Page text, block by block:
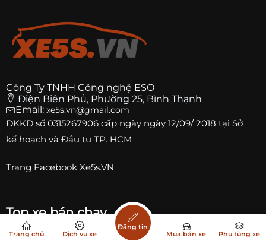
Công Ty TNHH Công nghệ ESO
Điện Biên Phủ, Phường 25, Bình Thạnh
Email: xe5s.vn@gmail.com
ĐKKD số 0315267906 cấp ngày ngày 12/09/ 2018 tại Sở
kế hoạch và Đầu tư TP. HCM
Trang Facebook Xe5s.VN
Top xe bán chạy
Trang chủ Dịch vụ xe
Đăng tin
Mua bán xe
Phụ tùng xe